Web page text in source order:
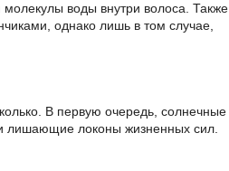
воды внутри волоса. Также
однако лишь в том случае,
В первую очередь, солнечные
лишающие локоны жизненных сил.